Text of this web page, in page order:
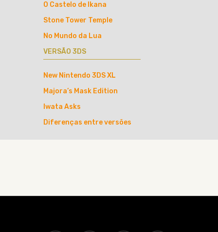
O Castelo de Ikana
Stone Tower Temple
No Mundo da Lua
VERSÃO 3DS
New Nintendo 3DS XL
Majora’s Mask Edition
Iwata Asks
Diferenças entre versões